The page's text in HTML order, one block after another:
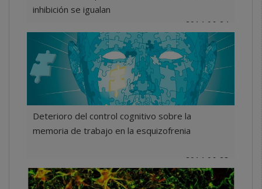
inhibición se igualan
2014-06-24
Deterioro del control cognitivo sobre la
memoria de trabajo en la esquizofrenia
2014-06-23